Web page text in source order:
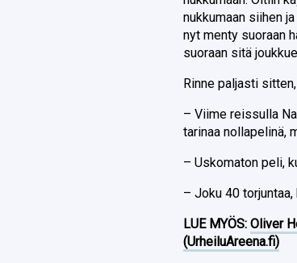
nukkumaan siihen
nyt menty suoraan
suoraan sitä
Rinne paljasti
– Viime reissulla
tarinaa nollapelinä,
– Uskomaton peli,
– Joku 40
LUE MYÖS:Oliver
(UrheiluAreena.fi)